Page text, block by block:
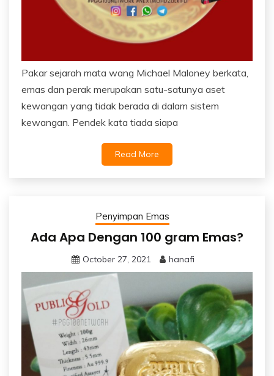
Pakar sejarah mata wang Michael Maloney berkata,
emas dan perak merupakan satu-satunya aset
kewangan yang tidak berada di dalam sistem
kewangan. Pendek kata tiada siapa
Read More
Penyimpan Emas
Ada Apa Dengan 100 gram Emas?
October 27, 2021 hanafi